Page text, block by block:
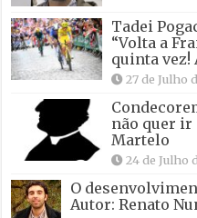
Tadei
“Volta a
quinta vez!
27 de Julho
não quer ir
Martelo
24 de Julho
O
Autor: Renato